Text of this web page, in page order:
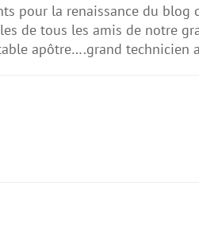
pour la renaissance du blog
de tous les amis de notre
apôtre….grand technicien